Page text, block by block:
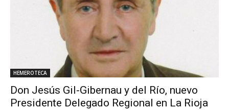
HEMEROTECA
Don Jesús Gil-Gibernau y del Río, nuevo
Presidente Delegado Regional en La Rioja